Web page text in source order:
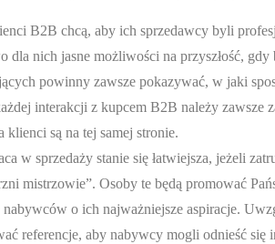
B2B chcą, aby ich sprzedawcy byli
dla nich jasne możliwości na przyszłość,
powinny zawsze pokazywać, w jaki
interakcji z kupcem B2B należy zawsze
klienci są na tej samej stronie.
w sprzedaży stanie się łatwiejsza, jeżeli
mistrzowie”. Osoby te będą promować
o ich najważniejsze aspiracje.
referencje, aby nabywcy mogli odnieść się